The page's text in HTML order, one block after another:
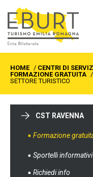
HOME / CENTRI DI
FORMAZIONE GRATUITA /
SETTORE TURISTICO
CST RAVENNA
Formazione
Sportelli informativi
Richiedi info